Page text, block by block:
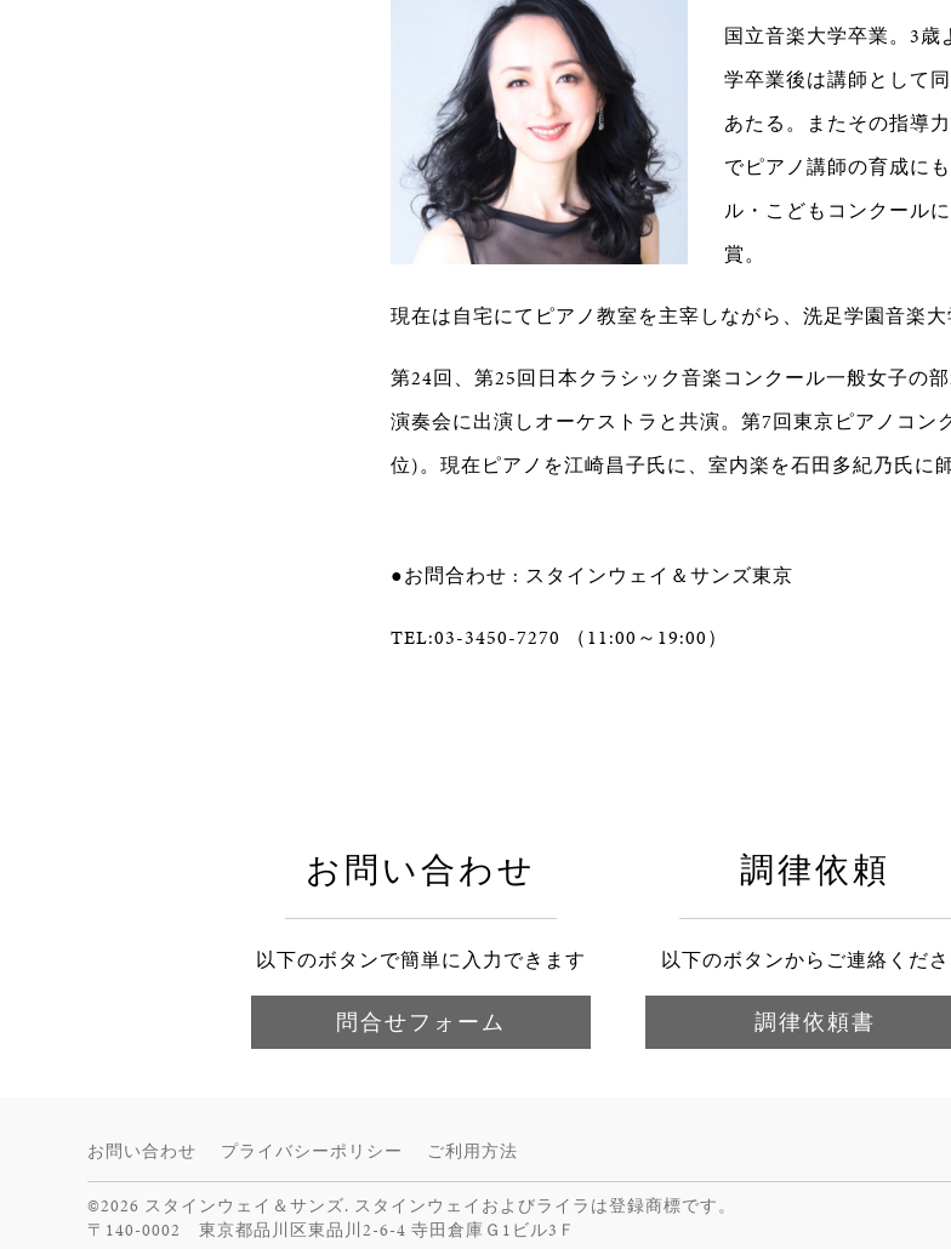
国立音楽大学卒業。3
学卒業後は講師として
あたる。またその指導
でピアノ講師の育成に
ル・こどもコンクール
賞。
現在は自宅にてピアノ教室を主宰しながら、洗足学園音楽大
第24回、第25回日本クラシック音楽コンクール一般女子の
演奏会に出演しオーケストラと共演。第7回東京ピアノコン
位)。現在ピアノを江崎昌子氏に、室内楽を石田多紀乃氏に師
●お問合わせ : スタインウェイ＆サンズ東京
TEL:03-3450-7270 （11:00～19:00）
お問い合わせ
以下のボタンで簡単に入力できます
問合せフォーム
調律依頼
以下のボタンからご連絡くだ
調律依頼書
お問い合わせ プライバシーポリシー ご利用方法
©2026 スタインウェイ＆サンズ. スタインウェイおよびライラは登録商標です。
〒140-0002 東京都品川区東品川2-6-4 寺田倉庫Ｇ1ビル3Ｆ